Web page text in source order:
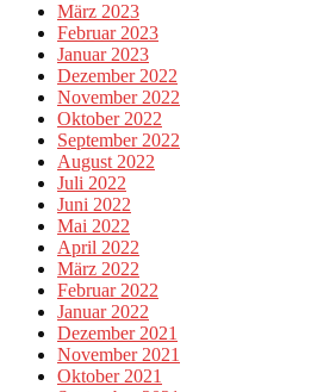
März 2023
Februar 2023
Januar 2023
Dezember 2022
November 2022
Oktober 2022
September 2022
August 2022
Juli 2022
Juni 2022
Mai 2022
April 2022
März 2022
Februar 2022
Januar 2022
Dezember 2021
November 2021
Oktober 2021